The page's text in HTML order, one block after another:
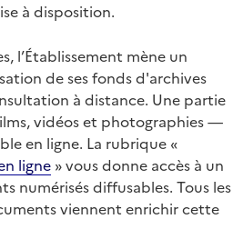
à disposition.
l’Établissement mène un
de ses fonds d'archives
à distance. Une partie
vidéos et photographies —
en ligne. La rubrique «
ligne » vous donne accès à un
numérisés diffusables. Tous les
viennent enrichir cette